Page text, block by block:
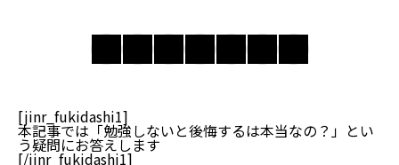
[jinr_fukidashi1]
本記事では「勉強しないと後悔するは本当なの？」とい
う疑問にお答えします
[/jinr_fukidashi1]